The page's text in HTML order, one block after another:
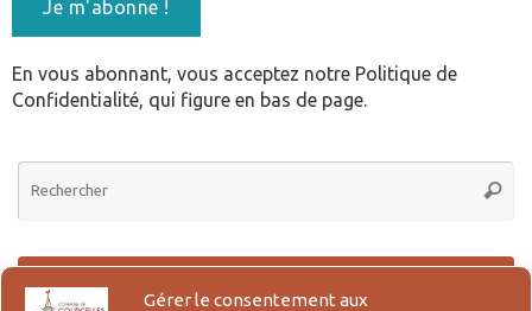
Gérer le consentement aux
En vous abonnant, vous acceptez notre Politique de
Confidentialité, qui figure en bas de page.